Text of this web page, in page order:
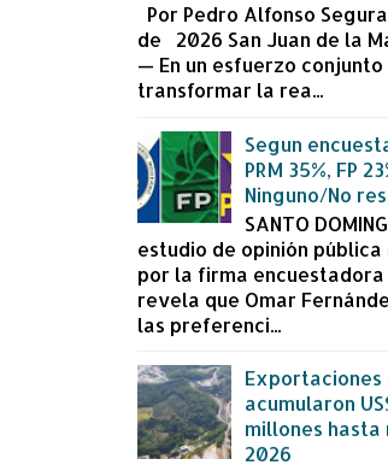
Por Pedro Alfonso
de 2026 San Juan de la
— En un esfuerzo
transformar la rea...
Segun
PRM 35%, FP
Ninguno/No
SANTO
estudio de opinión
por la firma encuestadora
revela que Omar
las preferenci...
Exportaciones
acumularon
millones
2026